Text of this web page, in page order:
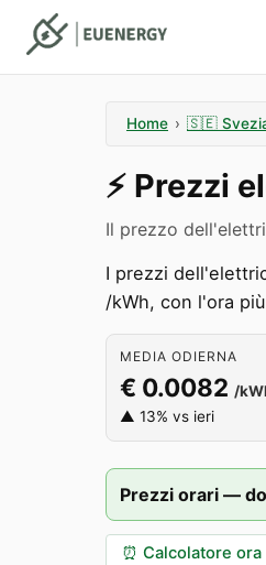
Home › 🇸🇪
⚡️ Prezzi
Il prezzo
I prezzi
/kWh, con l'ora
MEDIA ODIERNA
€ 0.0082 /
▲ 13% vs ieri
Prezzi orari —
⏰ Calcolatore